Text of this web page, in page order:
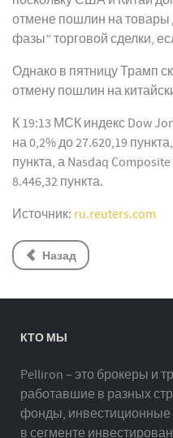
отмене пошлин на товары
фазы” торговой сделки,
Однако в пятницу Трамп
отмену пошлин на
К 19:13 МСК индекс Dow
на 0,2% до 27.620,19
пункта, а Nasdaq
8.446,32 пункта.
Источник: ru.reuters.com
Назад
КТО МЫ
Pelliron – это брокеры и
работавшие в разных
фонды,
в сегменте